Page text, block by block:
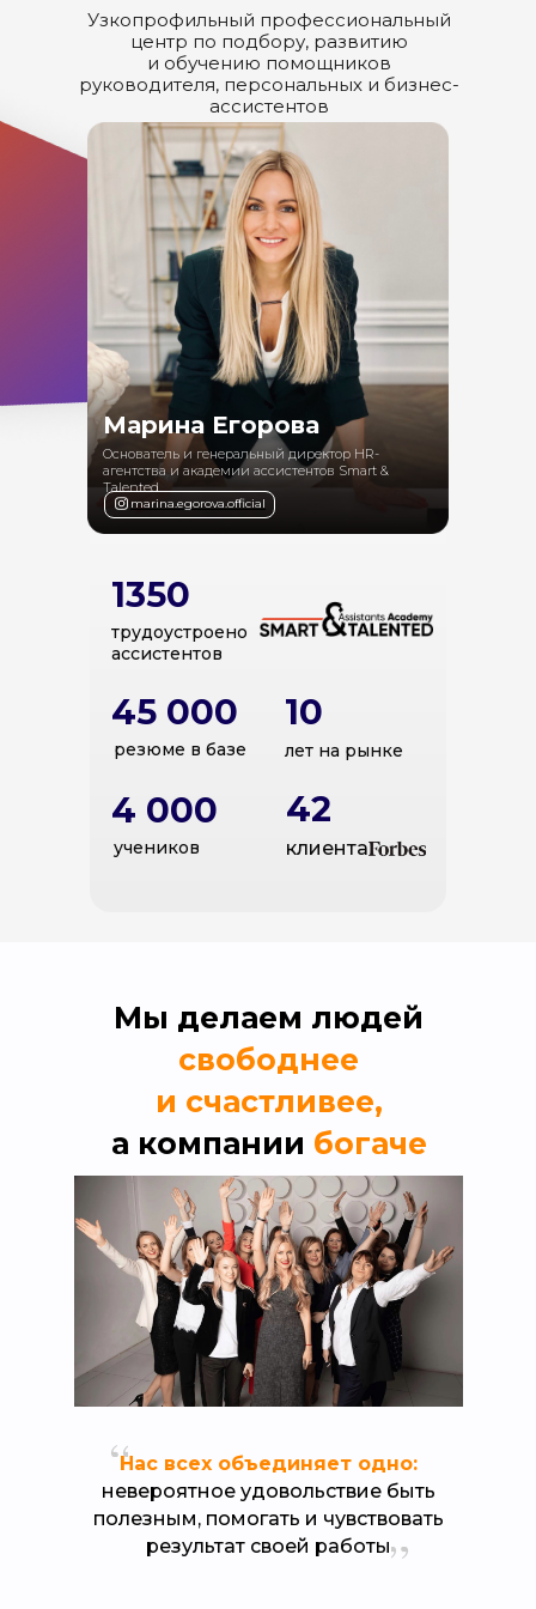
Личное пространство между руководителем и
ассистентом
Деловой английский в работе ассистента
Как отвечать на неудобные вопросы
манипуляторов?
Узкопрофильный профессиональный
центр по подбору, развитию
и обучению помощников
руководителя, персональных и бизнес-
ассистентов
резюме в базе
45 000
учеников
4 000
лет на рынке
10
трудоустроено
ассистентов
1350
Марина Егорова
Основатель и генеральный директор HR-
агентства и академии ассистентов Smart &
Talented
marina.egorova.official
клиента
42
Мы делаем людей
свободнее
и счастливее,
а компании богаче
Нас всех объединяет одно:
невероятное удовольствие быть
полезным, помогать и чувствовать
результат своей работы